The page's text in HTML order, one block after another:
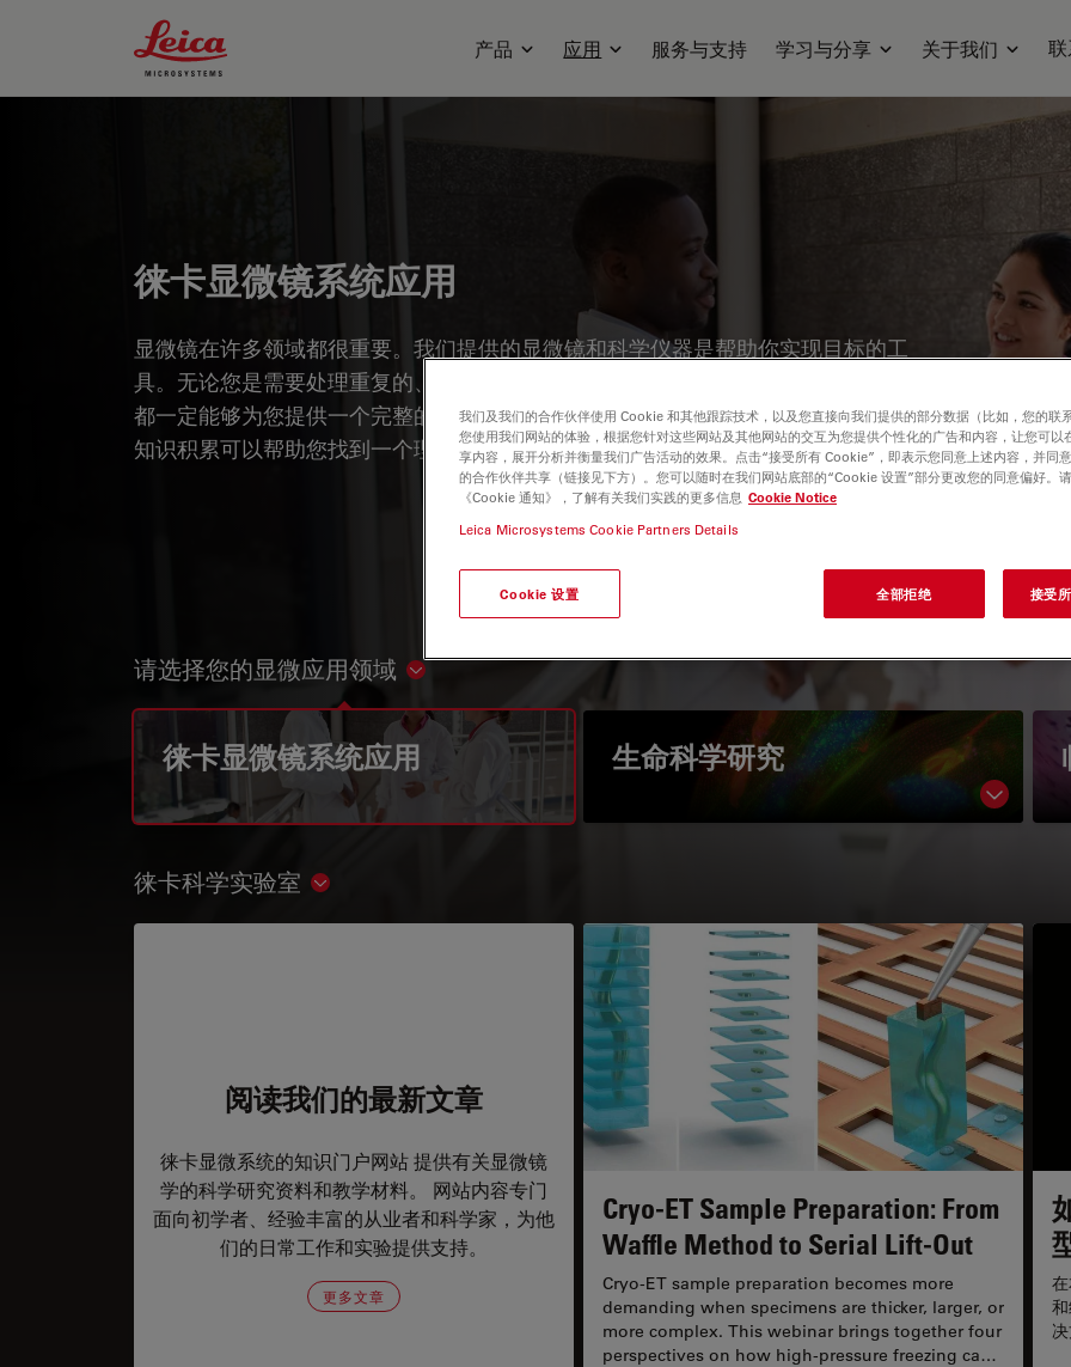
Leica Microsystems Logo
产品 应用 服务与支持 学习与分享 关于我们
徕卡显微镜系统应用
显微镜在许多领域都很重要。我们提供的显微镜和科学仪器是帮助你实现目标的工
具。无论您是需要处理重复的、高吞吐量的工作任务还是非常专业的研究任务，我们
都一定能够为您提供一个完整的成像解决方案。我们专业的销售和应用团队，他们的
知识积累可以帮助您找到一个理想的成像系统或电镜制样工作流程。
请选择您的显微应用领域 Show subnavigation
徕卡显微镜系统应用 生命科学研究
Show
徕卡科学实验室 Show subnavigation
阅读我们的最新文章
徕卡显微系统的知识门户网站 提供有关显微镜
学的科学研究资料和教学材料。 网站内容专门
面向初学者、经验丰富的从业者和科学家，为他
们的日常工作和实验提供支持。
更多文章
Cryo-ET Sample Preparation: From
Waffle Method to Serial Lift-Out
Cryo-ET sample preparation becomes more
demanding when specimens are thicker, larger, or
more complex. This webinar brings together four
perspectives on how high-pressure freezing can
我们及我们的合作伙伴使用 Cookie 和其他跟踪技术，以及您直接向我们提供的部分数据（比如，您的联
您使用我们网站的体验，根据您针对这些网站及其他网站的交互为您提供个性化的广告和内容，让您可以
享内容，展开分析并衡量我们广告活动的效果。点击“接受所有 Cookie”，即表示您同意上述内容，并同
的合作伙伴共享（链接见下方）。您可以随时在我们网站底部的“Cookie 设置”部分更改您的同意偏好。
《Cookie 通知》，了解有关我们实践的更多信息 Cookie Notice
Leica Microsystems Cookie Partners Details
Cookie 设置 全部拒绝 接受